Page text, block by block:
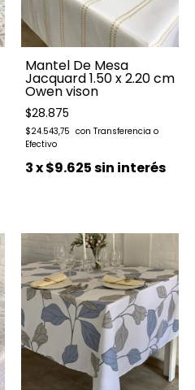
Mantel De Mesa
Jacquard 1.50 x 2.20 cm
Owen vison
$28.875
$24.543,75
3x$9.625sin interés